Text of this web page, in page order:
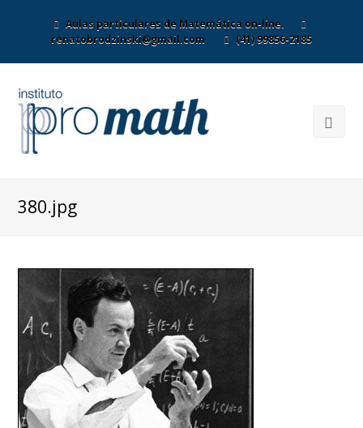
Aulas particulares de Matemática on-line.
renatobrodzinski@gmail.com
(41) 99856-2185
380.jpg